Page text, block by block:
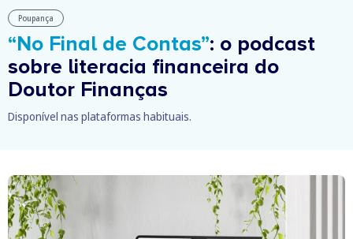
Poupança
“No Final de Contas”: o podcast
sobre literacia financeira do
Doutor Finanças
Disponível nas plataformas habituais.